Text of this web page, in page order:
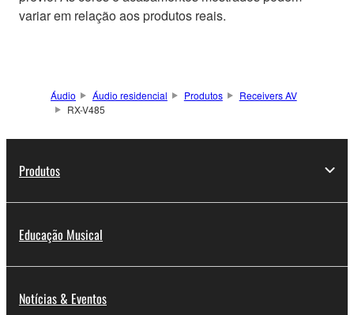
variar em relação aos produtos reais.
Áudio Áudio residencial Produtos
Receivers AV
RX-V485
Produtos
Educação Musical
Notícias & Eventos